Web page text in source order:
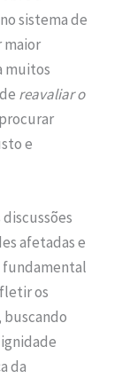
sistema de
maior
muitos
reavaliar o
e
afetadas e
fundamental
os
buscando
da